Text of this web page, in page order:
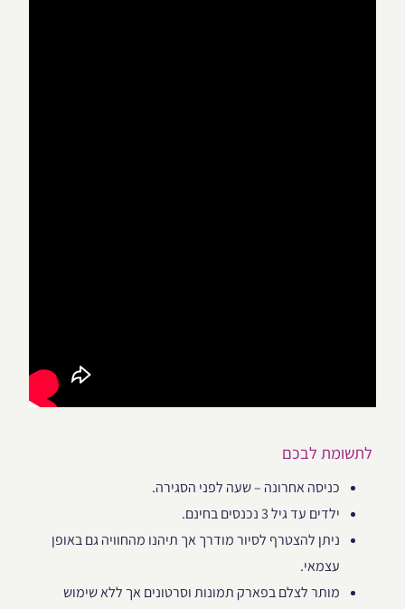
לתשומת לבכם
כניסה אחרונה – שעה לפני הסגירה.
ילדים עד גיל 3 נכנסים בחינם.
ניתן להצטרף לסיור מודרך אך תיהנו מהחוויה גם באופן
עצמאי.
מותר לצלם בפארק תמונות וסרטונים אך ללא שימוש